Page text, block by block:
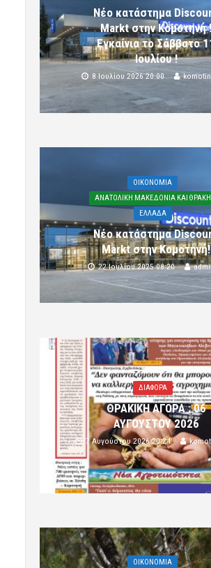
Νέο κατάστημα
Markt στην Κομοτηνή !
Εγκαίνια το Σάββατο
Ιουλίου !
8 Ιουλίου 2026 20:00
OIKONOMIA
ΑΝΑΤΟΛΙΚΗ ΜΑΚΕΔΟΝΙΑ ΚΑΙ ΘΡΑΚΗ
ΕΛΛΑΔΑ
Νέο κατάστημα
Markt στην Κομοτηνή!
22 Ιουλίου 2025 08:20
ΔΙΑΦΟΡΑ
ΘΡΑΚΙΚΗ ΑΓΟΡΑ : 06
ΑΥΓΟΥΣΤΟΥ 2026
7 Αυγούστου 2026 20:24
OIKONOMIA